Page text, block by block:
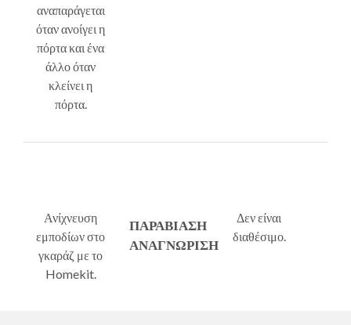
αναπαράγεται
όταν ανοίγει η
πόρτα και ένα
άλλο όταν
κλείνει η
πόρτα.
Ανίχνευση
εμποδίων στο
γκαράζ με το
Homekit.
ΠΑΡΑΒΙΑΣΗ
ΑΝΑΓΝΩΡΙΣΗ
Δεν είναι
διαθέσιμο.